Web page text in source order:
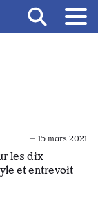
— 15 mars 2021
les dix
et entrevoit